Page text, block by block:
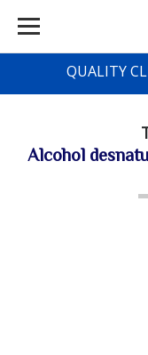
QUALITY
Alcohol